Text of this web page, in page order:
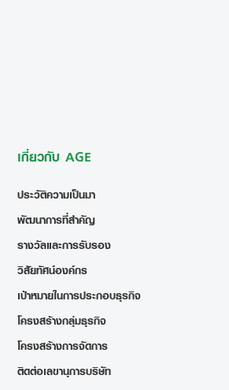
เกี่ยวกับ AGE
ประวัติความเป็นมา
พัฒนาการที่สำคัญ
รางวัลและการรับรอง
วิสัยทัศน์องค์กร
เป้าหมายในการประกอบธุรกิจ
โครงสร้างกลุ่มธุรกิจ
โครงสร้างการจัดการ
ติดต่อเลขานุการบริษัท